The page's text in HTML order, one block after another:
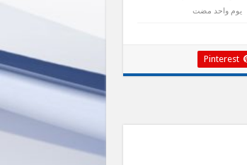
‏يوم واحد مضت
Pinterest